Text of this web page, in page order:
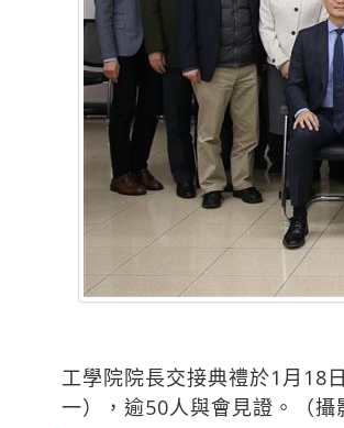
工學院院長交接典禮於1月18
一），逾50人與會見證。（攝